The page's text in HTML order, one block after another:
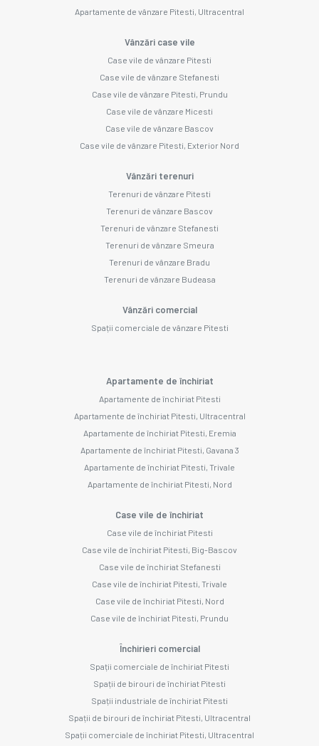
Apartamente de vânzare Pitesti, Ultracentral
Vânzări case vile
Case vile de vânzare Pitesti
Case vile de vânzare Stefanesti
Case vile de vânzare Pitesti, Prundu
Case vile de vânzare Micesti
Case vile de vânzare Bascov
Case vile de vânzare Pitesti, Exterior Nord
Vânzări terenuri
Terenuri de vânzare Pitesti
Terenuri de vânzare Bascov
Terenuri de vânzare Stefanesti
Terenuri de vânzare Smeura
Terenuri de vânzare Bradu
Terenuri de vânzare Budeasa
Vânzări comercial
Spații comerciale de vânzare Pitesti
Apartamente de închiriat
Apartamente de închiriat Pitesti
Apartamente de închiriat Pitesti, Ultracentral
Apartamente de închiriat Pitesti, Eremia
Apartamente de închiriat Pitesti, Gavana 3
Apartamente de închiriat Pitesti, Trivale
Apartamente de închiriat Pitesti, Nord
Case vile de închiriat
Case vile de închiriat Pitesti
Case vile de închiriat Pitesti, Big-Bascov
Case vile de închiriat Stefanesti
Case vile de închiriat Pitesti, Trivale
Case vile de închiriat Pitesti, Nord
Case vile de închiriat Pitesti, Prundu
Închirieri comercial
Spații comerciale de închiriat Pitesti
Spații de birouri de închiriat Pitesti
Spații industriale de închiriat Pitesti
Spații de birouri de închiriat Pitesti, Ultracentral
Spații comerciale de închiriat Pitesti, Ultracentral